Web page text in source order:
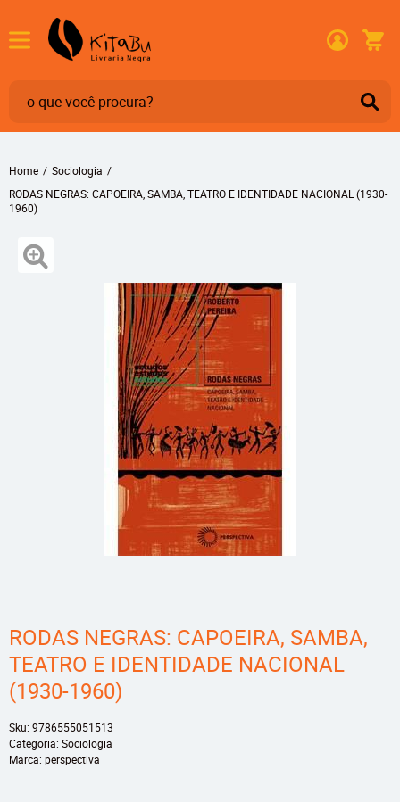
Home
Sociologia
RODAS NEGRAS: CAPOEIRA, SAMBA, TEATRO E IDENTIDADE NACIONAL (1930-
1960)
RODAS NEGRAS: CAPOEIRA, SAMBA,
TEATRO E IDENTIDADE NACIONAL
(1930-1960)
Sku: 9786555051513
Categoria: Sociologia
Marca: perspectiva